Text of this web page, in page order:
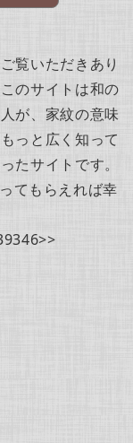
ご覧いただきあり
のサイトは和の
が、家紋の意味
っと広く知って
たサイトです。
てもらえれば幸